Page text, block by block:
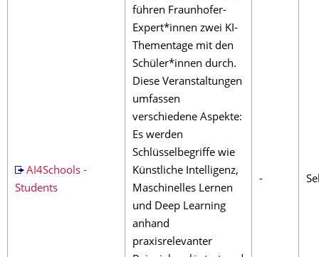
AI4Schools -
Students
führen Fraunhofer-
Expert*innen zwei KI-
Thementage mit den
Schüler*innen durch.
Diese Veranstaltungen
umfassen
verschiedene Aspekte:
Es werden
Schlüsselbegriffe wie
Künstliche Intelligenz,
Maschinelles Lernen
und Deep Learning
anhand
praxisrelevanter
-